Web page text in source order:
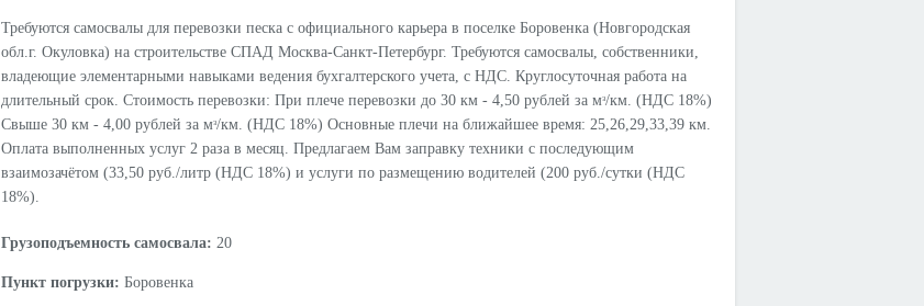
Требуются самосвалы для перевозки песка с официального карьера в поселке Боровенка (Новгородская
обл.г. Окуловка) на строительстве СПАД Москва-Санкт-Петербург. Требуются самосвалы, собственники,
владеющие элементарными навыками ведения бухгалтерского учета, с НДС. Круглосуточная работа на
длительный срок. Стоимость перевозки: При плече перевозки до 30 км - 4,50 рублей за мᶟ/км. (НДС 18%)
Свыше 30 км - 4,00 рублей за мᶟ/км. (НДС 18%) Основные плечи на ближайшее время: 25,26,29,33,39 км.
Оплата выполненных услуг 2 раза в месяц. Предлагаем Вам заправку техники с последующим
взаимозачётом (33,50 руб./литр (НДС 18%) и услуги по размещению водителей (200 руб./сутки (НДС
18%).
Грузоподъемность самосвала: 20
Пункт погрузки: Боровенка